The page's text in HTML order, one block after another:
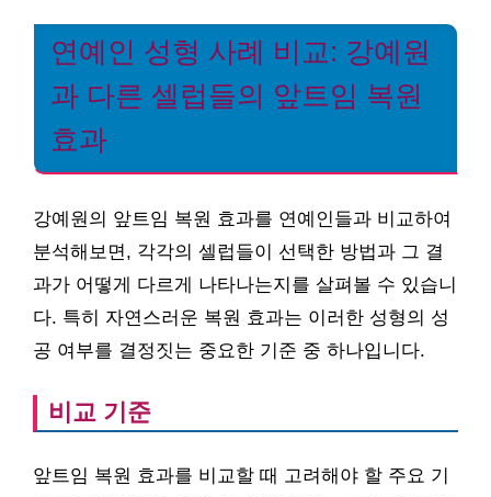
연예인 성형 사례 비교: 강예원
과 다른 셀럽들의 앞트임 복원
효과
강예원의 앞트임 복원 효과를 연예인들과 비교하여
분석해보면, 각각의 셀럽들이 선택한 방법과 그 결
과가 어떻게 다르게 나타나는지를 살펴볼 수 있습니
다. 특히 자연스러운 복원 효과는 이러한 성형의 성
공 여부를 결정짓는 중요한 기준 중 하나입니다.
비교 기준
앞트임 복원 효과를 비교할 때 고려해야 할 주요 기